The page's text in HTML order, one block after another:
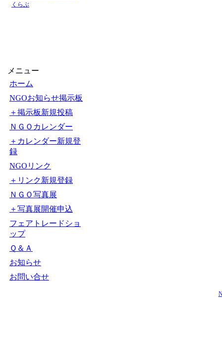
くらぶ
メニュー
ホーム
NGOお知らせ掲示板
＋掲示板新規投稿
ＮＧＯカレンダー
＋カレンダー新規登
録
NGOリンク
＋リンク新規登録
ＮＧＯ写真展
＋写真展開催申込
フェアトレードショ
ップ
Ｑ＆Ａ
お知らせ
お問い合せ